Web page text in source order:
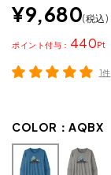
¥9,680 税込
440
ポイント
1件
COLOR： AQBX